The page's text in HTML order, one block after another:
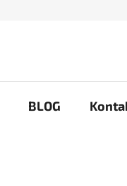
Možnosti
BLOG